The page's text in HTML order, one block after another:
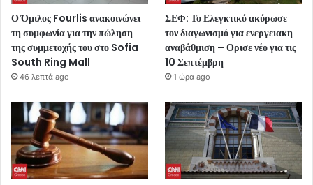
Ο Όμιλος Fourlis ανακοινώνει
τη συμφωνία για την πώληση
της συμμετοχής του στο Sofia
South Ring Mall
46 λεπτά ago
ΣΕΦ: Το Ελεγκτικό ακύρωσε
τον διαγωνισμό για ενεργειακη
αναβάθμιση – Ορισε νέο για τις
10 Σεπτέμβρη
1 ώρα ago